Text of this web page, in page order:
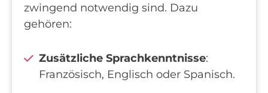
zwingend notwendig sind. Dazu
gehören:
Zusätzliche Sprachkenntnisse:
Französisch, Englisch oder Spanisch.